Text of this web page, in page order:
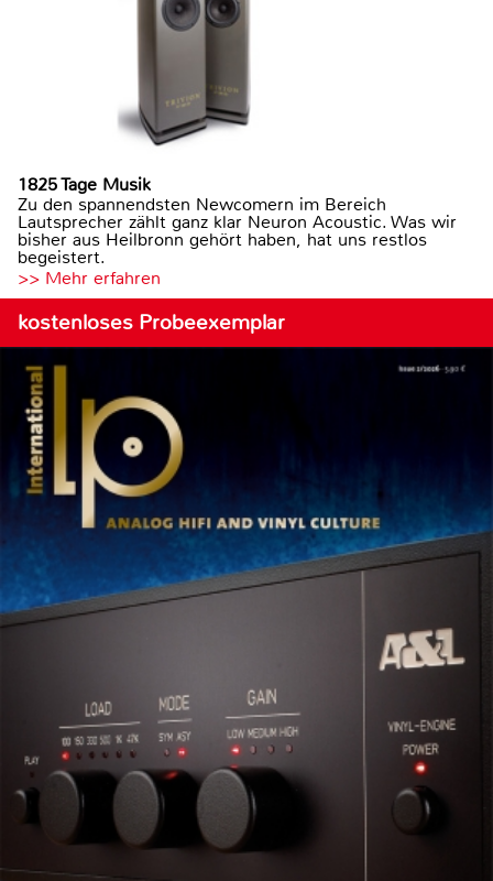
1825 Tage Musik
Zu den spannendsten Newcomern im Bereich
Lautsprecher zählt ganz klar Neuron Acoustic. Was wir
bisher aus Heilbronn gehört haben, hat uns restlos
begeistert.
>> Mehr erfahren
kostenloses Probeexemplar